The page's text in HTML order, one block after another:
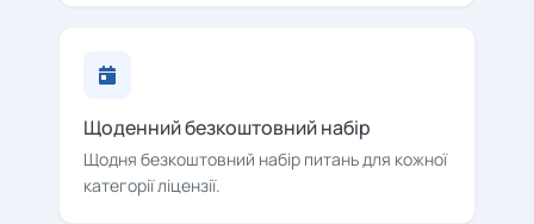
Щоденний безкоштовний набір
Щодня безкоштовний набір питань для кожної
категорії ліцензії.